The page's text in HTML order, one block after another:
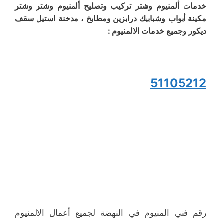
خدمات ألمنيوم وشتر تركيب وتصليح ألمنيوم وشتر وشتر
مكينة أبواب وشبابيك درابزين ومطابخ ، مدخنة استيل سقف
ديكور وجميع خدمات الالمنيوم :
51105212
رقم فني المنيوم في النهضة لجميع أعمال الالمنيوم